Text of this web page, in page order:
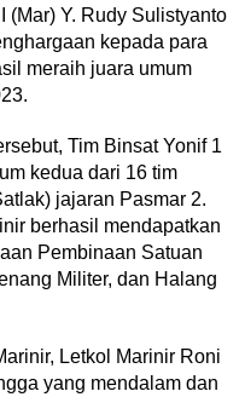
(Mar) Y. Rudy Sulistyanto
kepada para
meraih juara umum
Tim Binsat Yonif 1
kedua dari 16 tim
jajaran Pasmar 2.
berhasil mendapatkan
Pembinaan Satuan
Militer, dan Halang
Letkol Marinir Roni
yang mendalam dan